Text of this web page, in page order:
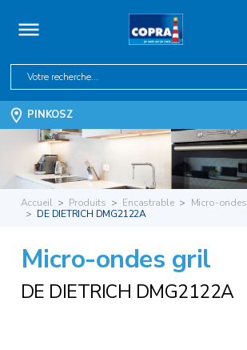
PINKOSZ
Accueil Produits Encastrable
Micro-ondes
DE DIETRICH DMG2122A
Micro-ondes gril
DE DIETRICH DMG2122A